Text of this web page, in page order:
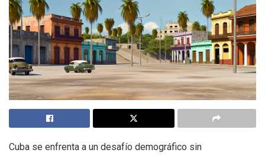
Cuba se enfrenta a un desafío demográfico sin